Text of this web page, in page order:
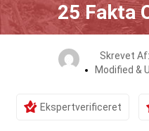
25 Fakta
Skrevet Af:
Modified &
Ekspertverificeret